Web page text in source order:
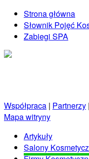
Strona główna
Słownik Pojęć
Zabiegi SPA
Współpraca | Partnerzy |
Mapa witryny
Artykuły
Salony